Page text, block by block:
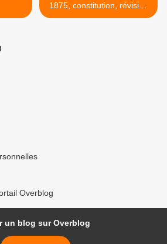
1875, constitution, révision
de la constitution >
Overblog
un blog sur Overblog